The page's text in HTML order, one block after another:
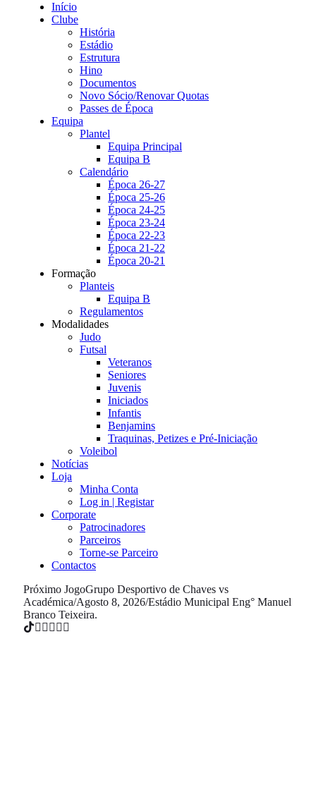
Início
Clube
História
Estádio
Estrutura
Hino
Documentos
Novo Sócio/Renovar Quotas
Passes de Época
Equipa
Plantel
Equipa Principal
Equipa B
Calendário
Época 26-27
Época 25-26
Época 24-25
Época 23-24
Época 22-23
Época 21-22
Época 20-21
Formação
Planteis
Equipa B
Regulamentos
Modalidades
Judo
Futsal
Veteranos
Seniores
Juvenis
Iniciados
Infantis
Benjamins
Traquinas, Petizes e Pré-Iniciação
Voleibol
Notícias
Loja
Minha Conta
Log in | Registar
Corporate
Patrocinadores
Parceiros
Torne-se Parceiro
Contactos
Próximo JogoGrupo Desportivo de Chaves vs
Académica/Agosto 8, 2026/Estádio Municipal Eng° Manuel
Branco Teixeira.